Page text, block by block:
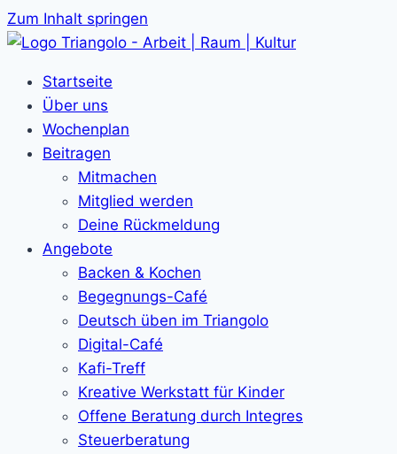
Zum Inhalt springen
Startseite
Über uns
Wochenplan
Beitragen
Mitmachen
Mitglied werden
Deine Rückmeldung
Angebote
Backen & Kochen
Begegnungs-Café
Deutsch üben im Triangolo
Digital-Café
Kafi-Treff
Kreative Werkstatt für Kinder
Offene Beratung durch Integres
Steuerberatung